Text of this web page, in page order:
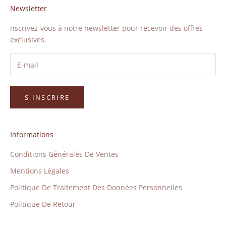
Newsletter
nscrivez-vous à notre newsletter pour recevoir des offres
exclusives.
S'INSCRIRE
Informations
Conditions Générales De Ventes
Mentions Légales
Politique De Traitement Des Données Personnelles
Politique De Retour